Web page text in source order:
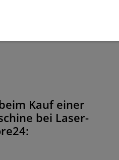
Kauf einer
bei Laser-